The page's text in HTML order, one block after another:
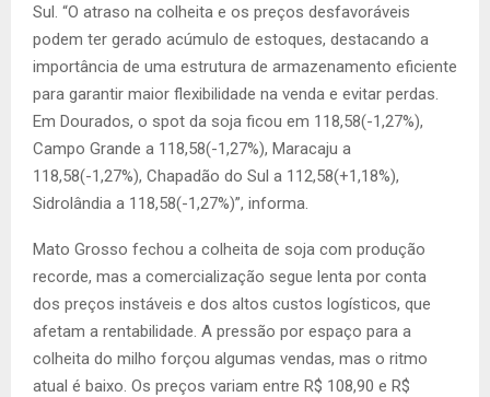
Sul. “O atraso na colheita e os preços desfavoráveis
podem ter gerado acúmulo de estoques, destacando a
importância de uma estrutura de armazenamento eficiente
para garantir maior flexibilidade na venda e evitar perdas.
Em Dourados, o spot da soja ficou em 118,58(-1,27%),
Campo Grande a 118,58(-1,27%), Maracaju a
118,58(-1,27%), Chapadão do Sul a 112,58(+1,18%),
Sidrolândia a 118,58(-1,27%)”, informa.
Mato Grosso fechou a colheita de soja com produção
recorde, mas a comercialização segue lenta por conta
dos preços instáveis e dos altos custos logísticos, que
afetam a rentabilidade. A pressão por espaço para a
colheita do milho forçou algumas vendas, mas o ritmo
atual é baixo. Os preços variam entre R$ 108,90 e R$